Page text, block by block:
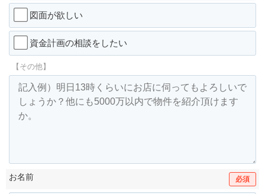
図面が欲しい
資金計画の相談をしたい
【その他】
お名前 必須